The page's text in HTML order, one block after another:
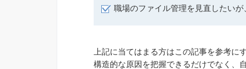
職場のファイル管理を見直したい
上記に当てはまる方はこの記事を参考に
構造的な原因を把握できるだけでなく、